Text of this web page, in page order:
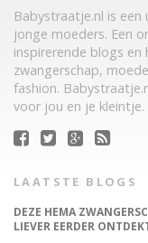
Babystraatje.nl is
jonge moeders. Een
inspirerende blogs
zwangerschap,
fashion.
voor jou en je kleintje.
LAATSTE BLOGS
DEZE HEMA
LIEVER EERDER